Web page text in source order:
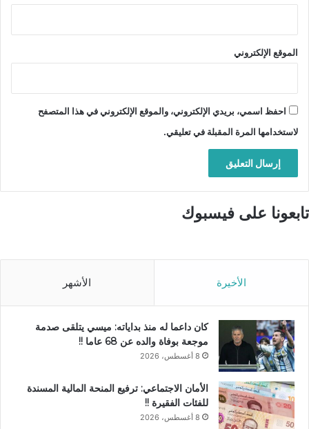
الموقع الإلكتروني
احفظ اسمي، بريدي الإلكتروني، والموقع الإلكتروني في هذا المتصفح
لاستخدامها المرة المقبلة في تعليقي.
تابعونا على فيسبوك
الأخيرة الأشهر
كان داعما له منذ بداياته: ميسي يتلقى صدمة
موجعة بوفاة والده عن 68 عاما !!
8 أغسطس، 2026
الأمان الاجتماعي: ترفيع المنحة المالية المسندة
للفئات الفقيرة !!
8 أغسطس، 2026